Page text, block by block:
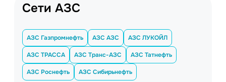
Сети АЗС
АЗС Газпромнефть АЗС АЗС АЗС ЛУКОЙЛ
АЗС ТРАССА АЗС Транс-АЗС АЗС Татнефть
АЗС Роснефть АЗС Сибирьнефть